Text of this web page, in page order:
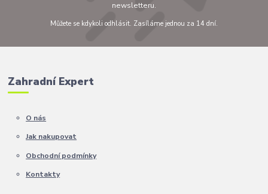
newsletteru.
Můžete se kdykoli odhlásit. Zasíláme jednou za 14 dní.
Zahradní Expert
O nás
Jak nakupovat
Obchodní podmínky
Kontakty